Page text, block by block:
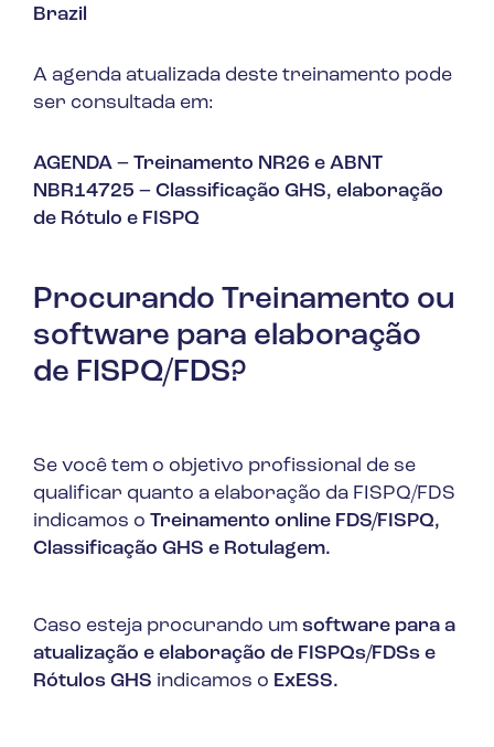
Brazil
A agenda atualizada deste treinamento pode
ser consultada em:
AGENDA – Treinamento NR26 e ABNT
NBR14725 – Classificação GHS, elaboração
de Rótulo e FISPQ
Procurando Treinamento ou
software para elaboração
de FISPQ/FDS?
Se você tem o objetivo profissional de se
qualificar quanto a elaboração da FISPQ/FDS
indicamos o Treinamento online FDS/FISPQ,
Classificação GHS e Rotulagem.
Caso esteja procurando um software para a
atualização e elaboração de FISPQs/FDSs e
Rótulos GHS indicamos o ExESS.